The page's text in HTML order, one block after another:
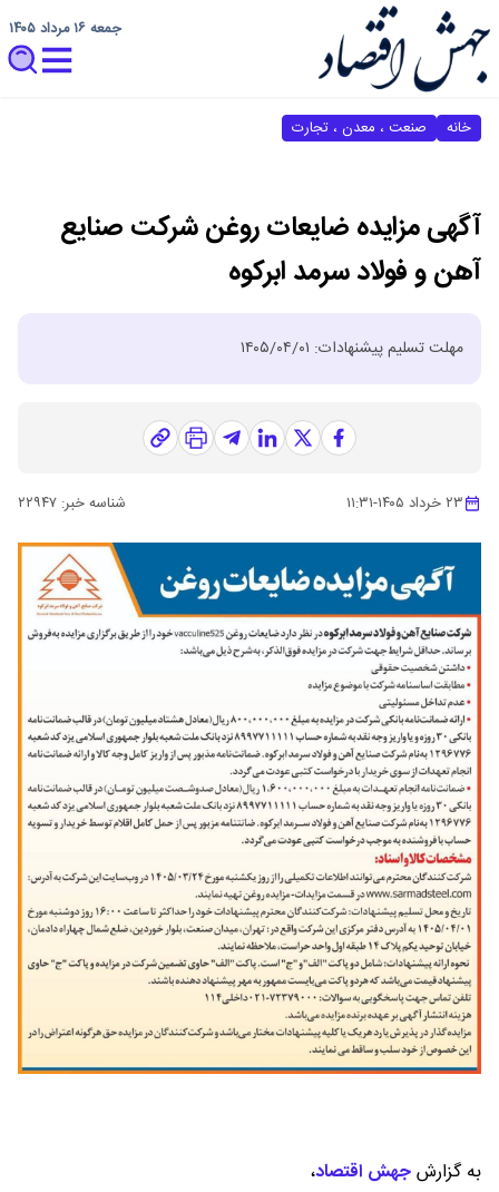
جمعه ۱۶ مرداد ۱۴۰۵
خانه صنعت ، معدن ، تجارت
آگهی مزایده ضایعات روغن شرکت صنایع
آهن و فولاد سرمد ابرکوه
مهلت تسلیم پیشنهادات: ۱۴۰۵/۰۴/۰۱
۲۳ خرداد ۱۴۰۵ -۱۱:۳۱ شناسه خبر: ۲۲۹۴۷
به گزارشجهش اقتصاد،